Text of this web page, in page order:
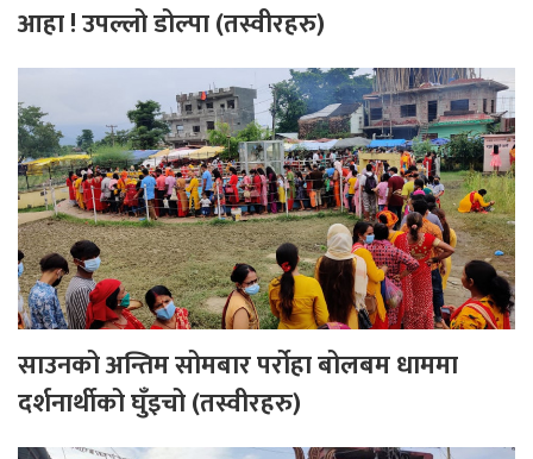
आहा ! उपल्लो डोल्पा (तस्वीरहरु)
साउनको अन्तिम सोमबार पर्रोहा बोलबम धाममा
दर्शनार्थीको घुँइचो (तस्वीरहरु)